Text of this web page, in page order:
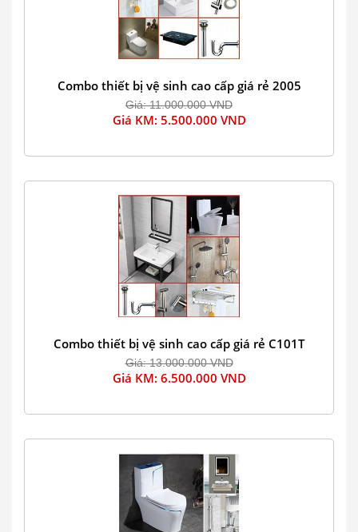
Combo thiết bị vệ sinh cao cấp giá rẻ 2005
Giá: 11.000.000 VND
Giá KM: 5.500.000 VND
Combo thiết bị vệ sinh cao cấp giá rẻ C101T
Giá: 13.000.000 VND
Giá KM: 6.500.000 VND